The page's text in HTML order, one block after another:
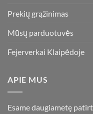
Prekių grąžinimas
Mūsų parduotuvės
Fejerverkai Klaipėdoje
APIE MUS
Esame daugiametę